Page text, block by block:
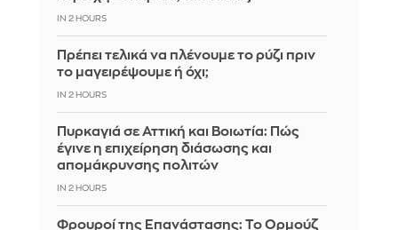
IN 2 HOURS
Πρέπει τελικά να πλένουμε το ρύζι πριν
το μαγειρέψουμε ή όχι;
IN 2 HOURS
Πυρκαγιά σε Αττική και Βοιωτία: Πώς
έγινε η επιχείρηση διάσωσης και
απομάκρυνσης πολιτών
IN 2 HOURS
Φρουροί της Επανάστασης: Το Ορμούζ